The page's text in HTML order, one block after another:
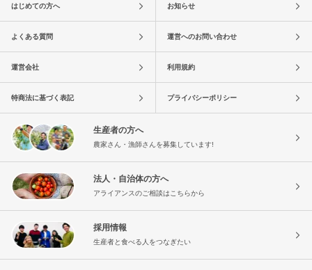
はじめての方へ お知らせ
よくある質問 運営へのお問い合わせ
運営会社 利用規約
特商法に基づく表記 プライバシーポリシー
生産者の方へ
農家さん・漁師さんを募集しています!
法人・自治体の方へ
アライアンスのご相談はこちらから
採用情報
生産者と食べる人をつなぎたい